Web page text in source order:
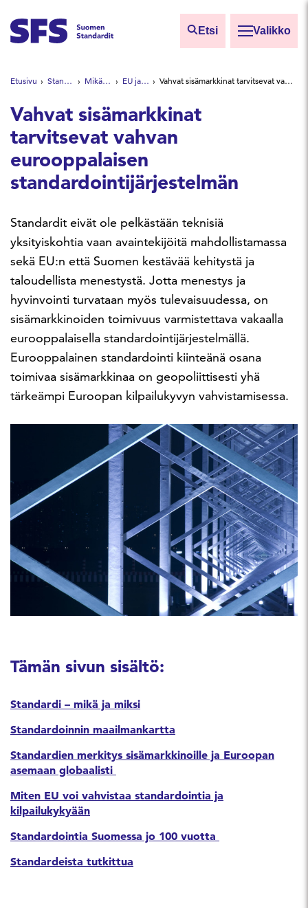
Etsi Valikko
Etsi sivuilta
Hae hakutermillä
Etusivu Standardeista Mikä on standardi? EU ja standardointi Vahvat sisämarkkinat tarvitsevat vahvan eurooppalaisen standardointijärjestelmän
Vahvat sisämarkkinat
tarvitsevat vahvan
eurooppalaisen
standardointijärjestelmän
Standardit eivät ole pelkästään teknisiä
yksityiskohtia vaan avaintekijöitä mahdollistamassa
sekä EU:n että Suomen kestävää kehitystä ja
taloudellista menestystä. Jotta menestys ja
hyvinvointi turvataan myös tulevaisuudessa, on
sisämarkkinoiden toimivuus varmistettava vakaalla
eurooppalaisella standardointijärjestelmällä.
Eurooppalainen standardointi kiinteänä osana
toimivaa sisämarkkinaa on geopoliittisesti yhä
tärkeämpi Euroopan kilpailukyvyn vahvistamisessa.
Tämän sivun sisältö:
Standardi – mikä ja miksi
Standardoinnin maailmankartta
Standardien merkitys sisämarkkinoille ja Euroopan
asemaan globaalisti
Miten EU voi vahvistaa standardointia ja
kilpailukykyään
Standardointia Suomessa jo 100 vuotta
Standardeista tutkittua